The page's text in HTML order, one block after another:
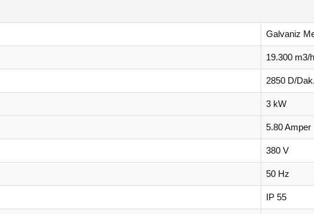
Galvaniz
19.300 m3/h
2850 D/Dak.
3 kW
5.80 Amper
380 V
50 Hz
IP 55